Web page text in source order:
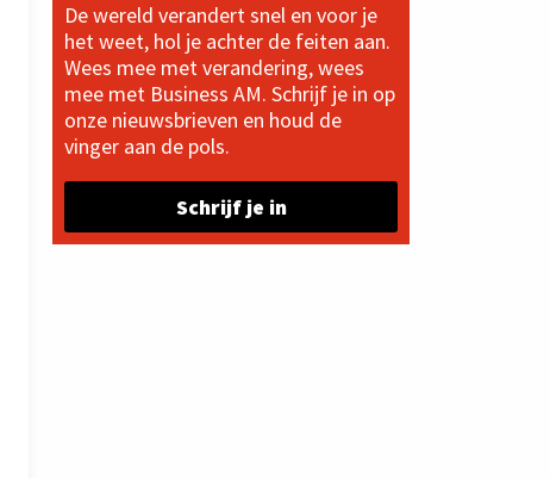
De wereld verandert snel en voor je
het weet, hol je achter de feiten aan.
Wees mee met verandering, wees
mee met Business AM. Schrijf je in op
onze nieuwsbrieven en houd de
vinger aan de pols.
Schrijf je in